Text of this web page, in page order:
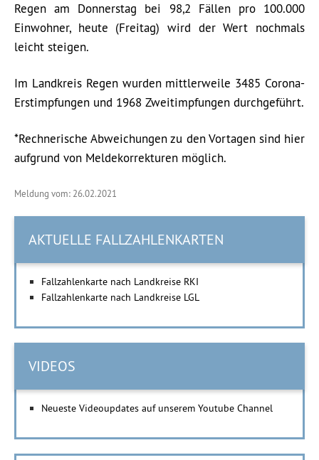
Regen am Donnerstag bei 98,2 Fällen pro 100.000
Einwohner, heute (Freitag) wird der Wert nochmals
leicht steigen.
Im Landkreis Regen wurden mittlerweile 3485 Corona-
Erstimpfungen und 1968 Zweitimpfungen durchgeführt.
*Rechnerische Abweichungen zu den Vortagen sind hier
aufgrund von Meldekorrekturen möglich.
Meldung vom: 26.02.2021
AKTUELLE FALLZAHLENKARTEN
Fallzahlenkarte nach Landkreise RKI
Fallzahlenkarte nach Landkreise LGL
VIDEOS
Neueste Videoupdates auf unserem Youtube Channel